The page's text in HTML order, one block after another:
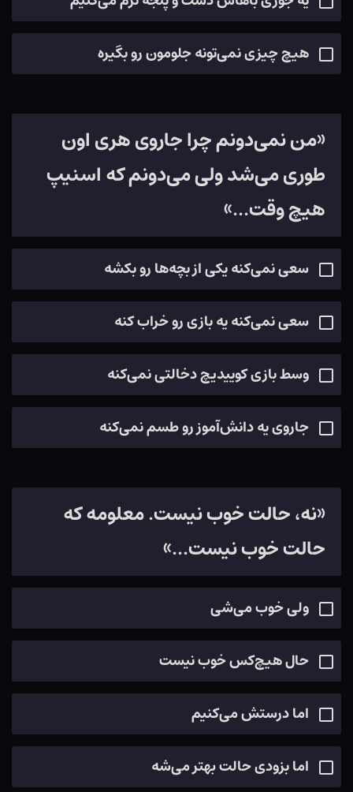
هیچ چیزی نمی‌تونه جلومون رو بگیره
«من نمی‌دونم چرا جاروی هری اون
طوری می‌شد ولی می‌دونم که اسنیپ
هیچ وقت...»
سعی نمی‌کنه یکی از بچه‌ها رو بکشه
سعی نمی‌کنه یه بازی رو خراب کنه
وسط بازی کوییدیچ دخالتی نمی‌کنه
جاروی یه دانش‌آموز رو طسم نمی‌کنه
«نه، حالت خوب نیست. معلومه که
حالت خوب نیست...»
ولی خوب می‌شی
حال هیچ‌کس خوب نیست
اما درستش می‌کنیم
اما بزودی حالت بهتر می‌شه